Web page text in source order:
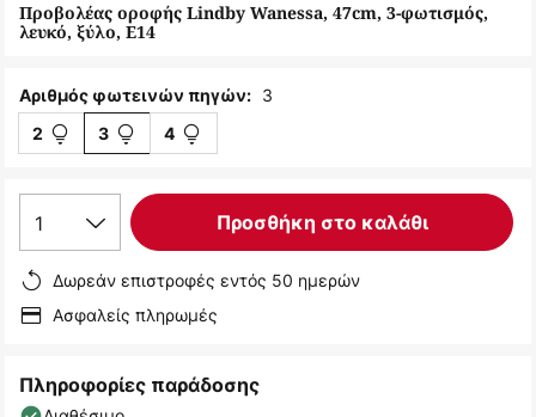
εικόνων
Προβολέας οροφής Lindby Wanessa, 47cm, 3-φωτισμός,
λευκό, ξύλο, E14
Αριθμός φωτεινών πηγών: 3
2 3 4
1 Προσθήκη στο καλάθι
Δωρεάν επιστροφές εντός 50 ημερών
Ασφαλείς πληρωμές
Πληροφορίες παράδοσης